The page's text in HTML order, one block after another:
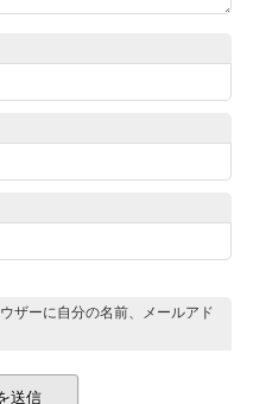
ザーに自分の名前、メールアド